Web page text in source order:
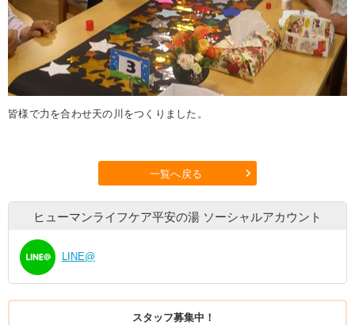
皆様で力を合わせ天の川をつくりました。
一覧へ戻る
ヒューマンライフケア平安の湯 ソーシャルアカウント
LINE@
スタッフ募集中！